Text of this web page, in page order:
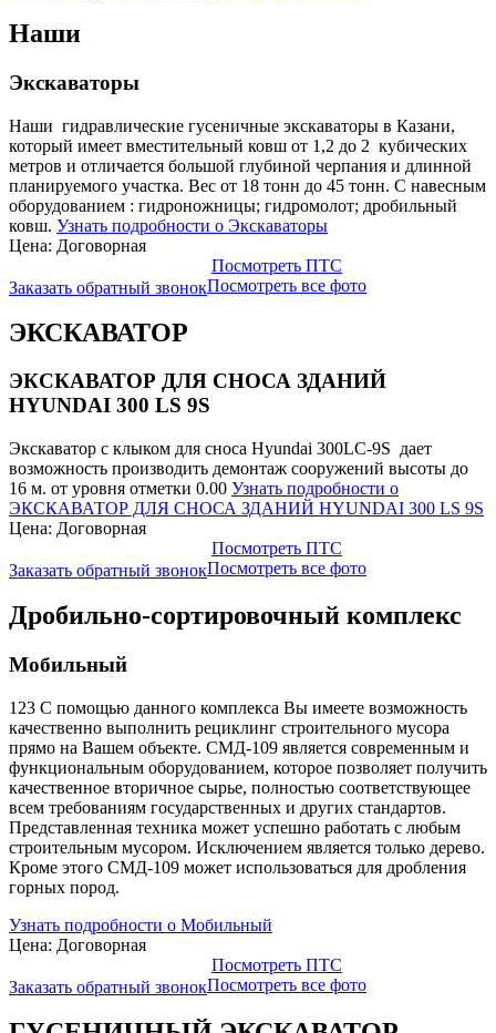
Наши
Экскаваторы
Наши гидравлические гусеничные экскаваторы в Казани,
который имеет вместительный ковш от 1,2 до 2 кубических
метров и отличается большой глубиной черпания и длинной
планируемого участка. Вес от 18 тонн до 45 тонн. С навесным
оборудованием : гидроножницы; гидромолот; дробильный
ковш. Узнать подробности о Экскаваторы
Цена: Договорная
Заказать обратный звонок
Посмотреть ПТС
Посмотреть все фото
ЭКСКАВАТОР
ЭКСКАВАТОР ДЛЯ СНОСА ЗДАНИЙ
HYUNDAI 300 LS 9S
Экскаватор с клыком для сноса Hyundai 300LC-9S дает
возможность производить демонтаж сооружений высоты до
16 м. от уровня отметки 0.00 Узнать подробности о
ЭКСКАВАТОР ДЛЯ СНОСА ЗДАНИЙ HYUNDAI 300 LS 9S
Цена: Договорная
Заказать обратный звонок
Посмотреть ПТС
Посмотреть все фото
Дробильно-сортировочный комплекс
Мобильный
123 С помощью данного комплекса Вы имеете возможность
качественно выполнить рециклинг строительного мусора
прямо на Вашем объекте. СМД-109 является современным и
функциональным оборудованием, которое позволяет получить
качественное вторичное сырье, полностью соответствующее
всем требованиям государственных и других стандартов.
Представленная техника может успешно работать с любым
строительным мусором. Исключением является только дерево.
Кроме этого СМД-109 может использоваться для дробления
горных пород.
Узнать подробности о Мобильный
Цена: Договорная
Заказать обратный звонок
Посмотреть ПТС
Посмотреть все фото